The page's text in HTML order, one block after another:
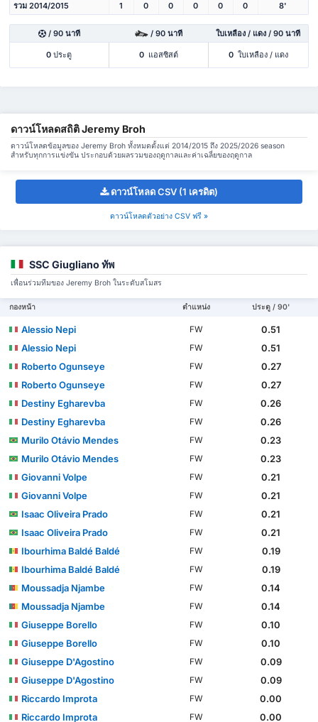
รวม 2014/2015 1 0 0 0 0 0 8'
/ 90 นาที / 90 นาที ใบเหลือง / แดง / 90 นาที
0 ประตู 0 แอสซิสต์ 0 ใบเหลือง / แดง
ดาวน์โหลดสถิติ Jeremy Broh
ดาวน์โหลดข้อมูลของ Jeremy Broh ทั้งหมดตั้งแต่ 2014/2015 ถึง 2025/2026 season
สำหรับทุกการแข่งขัน ประกอบด้วยผลรวมของฤดูกาลและค่าเฉลี่ยของฤดูกาล
ดาวน์โหลด CSV (1 เครดิต)
ดาวน์โหลดตัวอย่าง CSV ฟรี »
SSC Giugliano ทัพ
เพื่อนร่วมทีมของ Jeremy Broh ในระดับสโมสร
กองหน้า ตำแหน่ง ประตู / 90'
Alessio Nepi FW
0.51
Alessio Nepi
FW
0.51
Roberto Ogunseye
FW
0.27
Roberto Ogunseye
FW
0.27
Destiny Egharevba
FW
0.26
Destiny Egharevba
FW
0.26
Murilo Otávio Mendes
FW
0.23
Murilo Otávio Mendes
FW
0.23
Giovanni Volpe
FW
0.21
Giovanni Volpe
FW
0.21
Isaac Oliveira Prado
FW
0.21
Isaac Oliveira Prado
FW
0.21
Ibourhima Baldé Baldé
FW
0.19
Ibourhima Baldé Baldé
FW
0.19
Moussadja Njambe
FW
0.14
Moussadja Njambe
FW
0.14
Giuseppe Borello
FW
0.10
Giuseppe Borello
FW
0.10
Giuseppe D'Agostino
FW
0.09
Giuseppe D'Agostino
FW
0.09
Riccardo Improta
FW
0.00
Riccardo Improta
FW 0.00